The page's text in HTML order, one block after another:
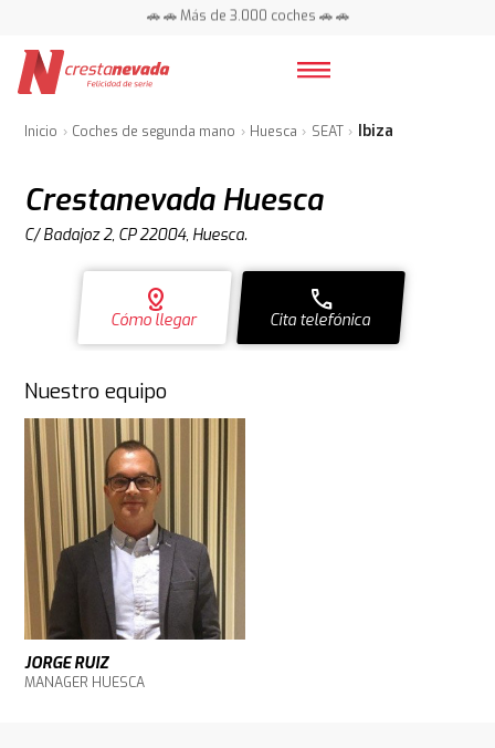
📍 Centros en toda España ⭐
📍 Centros en toda España ⭐
Inicio Coches de segunda mano Huesca SEAT Ibiza
Crestanevada Huesca
C/ Badajoz 2, CP 22004, Huesca.
distance
Cómo llegar
call
Cita telefónica
Nuestro equipo
JORGE RUIZ
MANAGER HUESCA